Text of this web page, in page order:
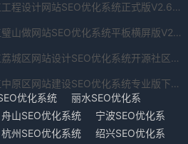
浙江工程设计网站SEO优化系统正式版V2.646.2753.73568下载
浙江璧山做网站SEO优化系统平板横屏版V2.623.73.5683下载
浙江荔城区网站设计SEO优化系统开源社区版V8.6.3004.0214下载
浙江中原区网站建设SEO优化系统专业版下载V4.97.638.6469下载
优化系统
丽水SEO优化系
舟山SEO优化系统
宁波SEO优化系
杭州SEO优化系统
绍兴SEO优化系